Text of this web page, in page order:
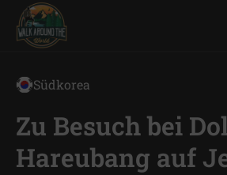
Walk
the
world
Südkorea
Zu Besuch bei
Hareubang auf